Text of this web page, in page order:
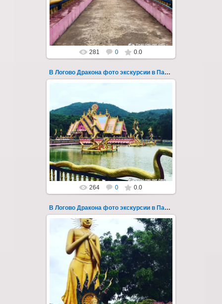
Всего лишь в ...
Thai-Online
281 0 0.0
В Логово Дракона фото экскурсии в Паттайе 155
30.08.2022
"В Логово Дракона" авторский
мистический приключенческий тур из
Паттайи на целый день - фото 155
Всего лишь в ...
Thai-Online
264 0 0.0
В Логово Дракона фото экскурсии в Паттайе 156
30.08.2022
"В Логово Дракона" авторский
мистический приключенческий тур из
Паттайи на целый день - фото 156
Всего лишь в ...
Thai-Online